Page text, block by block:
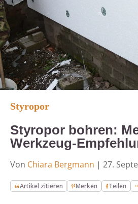
Styropor
Styropor bohren:
Werkzeug-
Von Chiara Bergmann | 27.
Artikel zitieren Merken Teilen